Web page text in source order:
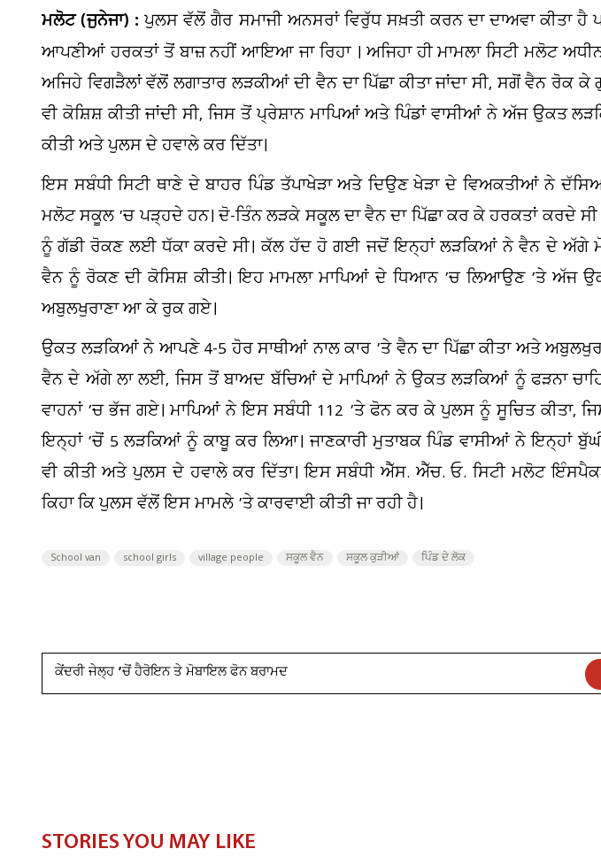
ਮਲੋਟ (ਜੁਨੇਜਾ) : ਪੁਲਸ ਵੱਲੋਂ ਗੈਰ ਸਮਾਜੀ ਅਨਸਰਾਂ ਵਿਰੁੱਧ ਸਖ਼ਤੀ ਕਰਨ ਦਾ ਦਾਅਵਾ ਕੀਤਾ
ਆਪਣੀਆਂ ਹਰਕਤਾਂ ਤੋਂ ਬਾਜ਼ ਨਹੀਂ ਆਇਆ ਜਾ ਰਿਹਾ । ਅਜਿਹਾ ਹੀ ਮਾਮਲਾ ਸਿਟੀ ਮਲੋਟ
ਅਜਿਹੇ ਵਿਗੜੈਲਾਂ ਵੱਲੋਂ ਲਗਾਤਾਰ ਲੜਕੀਆਂ ਦੀ ਵੈਨ ਦਾ ਪਿੱਛਾ ਕੀਤਾ ਜਾਂਦਾ ਸੀ, ਸਗੋਂ ਵੈਨ ਰੋਕ ਕੇ
ਵੀ ਕੋਸ਼ਿਸ਼ ਕੀਤੀ ਜਾਂਦੀ ਸੀ, ਜਿਸ ਤੋਂ ਪ੍ਰੇਸ਼ਾਨ ਮਾਪਿਆਂ ਅਤੇ ਪਿੰਡਾਂ ਵਾਸੀਆਂ ਨੇ ਅੱਜ ਉਕਤ
ਕੀਤੀ ਅਤੇ ਪੁਲਸ ਦੇ ਹਵਾਲੇ ਕਰ ਦਿੱਤਾ।
ਇਸ ਸਬੰਧੀ ਸਿਟੀ ਥਾਣੇ ਦੇ ਬਾਹਰ ਪਿੰਡ ਤੱਪਾਖੇੜਾ ਅਤੇ ਦਿਉਣ ਖੇੜਾ ਦੇ ਵਿਅਕਤੀਆਂ ਨੇ
ਮਲੋਟ ਸਕੂਲ ’ਚ ਪੜ੍ਹਦੇ ਹਨ। ਦੋ-ਤਿੰਨ ਲੜਕੇ ਸਕੂਲ ਦਾ ਵੈਨ ਦਾ ਪਿੱਛਾ ਕਰ ਕੇ ਹਰਕਤਾਂ ਕਰਦੇ
ਨੂੰ ਗੱਡੀ ਰੋਕਣ ਲਈ ਧੱਕਾ ਕਰਦੇ ਸੀ। ਕੱਲ ਹੱਦ ਹੋ ਗਈ ਜਦੋਂ ਇਨ੍ਹਾਂ ਲੜਕਿਆਂ ਨੇ ਵੈਨ ਦੇ ਅੱਗੇ
ਵੈਨ ਨੂੰ ਰੋਕਣ ਦੀ ਕੋਸਿਸ਼ ਕੀਤੀ। ਇਹ ਮਾਮਲਾ ਮਾਪਿਆਂ ਦੇ ਧਿਆਨ ’ਚ ਲਿਆਉਣ ’ਤੇ ਅੱਜ
ਅਬੁਲਖੁਰਾਣਾ ਆ ਕੇ ਰੁਕ ਗਏ।
ਉਕਤ ਲੜਕਿਆਂ ਨੇ ਆਪਣੇ 4-5 ਹੋਰ ਸਾਥੀਆਂ ਨਾਲ ਕਾਰ ’ਤੇ ਵੈਨ ਦਾ ਪਿੱਛਾ ਕੀਤਾ ਅਤੇ
ਵੈਨ ਦੇ ਅੱਗੇ ਲਾ ਲਈ, ਜਿਸ ਤੋਂ ਬਾਅਦ ਬੱਚਿਆਂ ਦੇ ਮਾਪਿਆਂ ਨੇ ਉਕਤ ਲੜਕਿਆਂ ਨੂੰ ਫੜਨਾ
ਵਾਹਨਾਂ ’ਚ ਭੱਜ ਗਏ। ਮਾਪਿਆਂ ਨੇ ਇਸ ਸਬੰਧੀ 112 ’ਤੇ ਫੋਨ ਕਰ ਕੇ ਪੁਲਸ ਨੂੰ ਸੂਚਿਤ ਕੀਤਾ,
ਇਨ੍ਹਾਂ ’ਚੋਂ 5 ਲੜਕਿਆਂ ਨੂੰ ਕਾਬੂ ਕਰ ਲਿਆ। ਜਾਣਕਾਰੀ ਮੁਤਾਬਕ ਪਿੰਡ ਵਾਸੀਆਂ ਨੇ ਇਨ੍ਹਾਂ
ਵੀ ਕੀਤੀ ਅਤੇ ਪੁਲਸ ਦੇ ਹਵਾਲੇ ਕਰ ਦਿੱਤਾ। ਇਸ ਸਬੰਧੀ ਐੱਸ. ਐੱਚ. ਓ. ਸਿਟੀ ਮਲੋਟ
ਕਿਹਾ ਕਿ ਪੁਲਸ ਵੱਲੋਂ ਇਸ ਮਾਮਲੇ ’ਤੇ ਕਾਰਵਾਈ ਕੀਤੀ ਜਾ ਰਹੀ ਹੈ।
School van school girls village people ਸਕੂਲ ਵੈਨ ਸਕੂਲ ਕੁੜੀਆਂ ਪਿੰਡ ਦੇ ਲੋਕ
ਕੇਂਦਰੀ ਜੇਲ੍ਹ ’ਚੋਂ ਹੈਰੋਇਨ ਤੇ ਮੋਬਾਇਲ ਫੋਨ ਬਰਾਮਦ
STORIES YOU MAY LIKE
ਚੀਨ ਦੇ ਮਿਜ਼ਾਈਲ